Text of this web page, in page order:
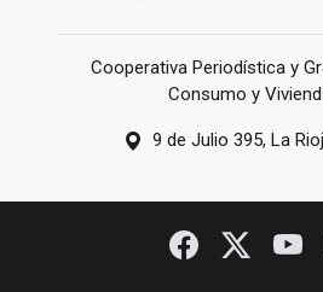
Cooperativa Periodística y
Consumo y
9 de Julio 395, La